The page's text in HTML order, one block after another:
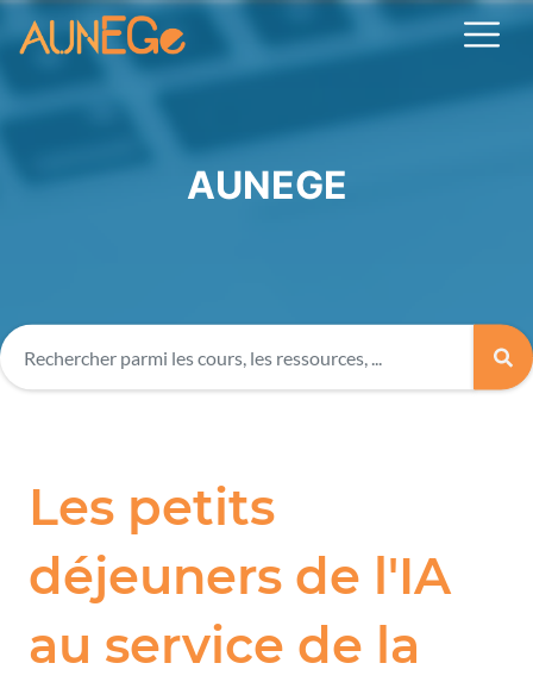
AUNEGE
Les petits
déjeuners de l'IA
au service de la